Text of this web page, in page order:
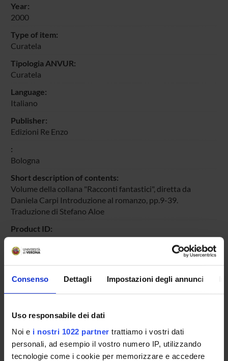
Consenso Dettagli Impostazioni degli annunci
Uso responsabile dei dati
Noi e i nostri 1022 partner trattiamo i vostri dati
personali, ad esempio il vostro numero IP, utilizzando
tecnologie come i cookie per memorizzare e accedere
Year:
2000
Type of item:
Curatela
Tipologia ANVUR:
Curatela
Language:
Italiano
Publisher:
Edizioni Re Enzo
:
Bologna
Short description of contents:
Volume della collana "Racconti fantastici", diretta da
Daniela Carpi Introduzione al romanzo, pp.9-39.
Traduzione di Stefano Aloe
Product ID:
361
Handle IRIS:
11562/-361
Bibliographic citation:
V.K. Kjuchel'beker,L'ultimo dei Colonna. Romanzo, eds.
Consulta la scheda completa presente nelrepository
istituzionale della Ricerca di Ateneo